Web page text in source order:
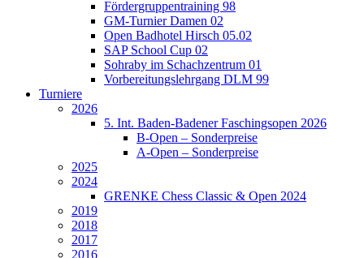
Fördergruppentraining 98
GM-Turnier Damen 02
Open Badhotel Hirsch 05.02
SAP School Cup 02
Sohraby im Schachzentrum 01
Vorbereitungslehrgang DLM 99
Turniere
2026
5. Int. Baden-Badener Faschingsopen 2026
B-Open – Sonderpreise
A-Open – Sonderpreise
2025
2024
GRENKE Chess Classic & Open 2024
2019
2018
2017
2016